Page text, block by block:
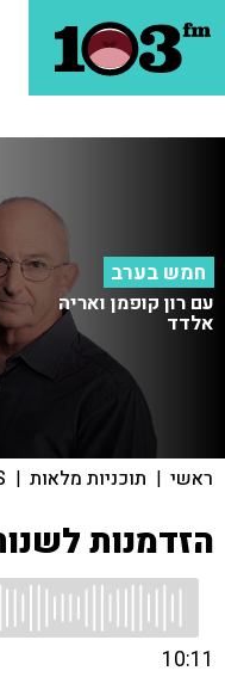
חמש בערב
עם רון קופמן ואריה
אלדד
ראשי | תוכניות מלאות |
הזדמנות
10:11